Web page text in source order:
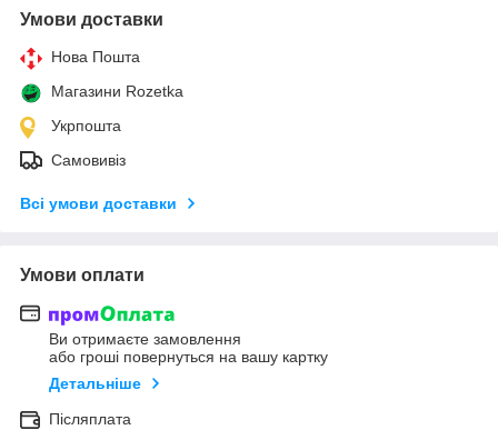
Умови доставки
Нова Пошта
Магазини Rozetka
Укрпошта
Самовивіз
Всі умови доставки
Умови оплати
Ви отримаєте замовлення
або гроші повернуться на вашу картку
Детальніше
Післяплата